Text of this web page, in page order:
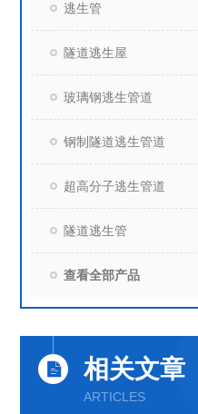
逃生管
隧道逃生屋
玻璃钢逃生管道
钢制隧道逃生管道
超高分子逃生管道
隧道逃生管
查看全部产品
相关文章
ARTICLES